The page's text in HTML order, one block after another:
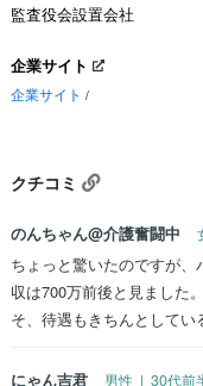
監査役会設置会社
企業サイト
企業サイト /
クチコミ
のんちゃん@介護奮闘中
ちょっと驚いたのですが
収は700万前後と見ました
そ、待遇もきちんとしてい
にゃん吉君 男性 | 30代前